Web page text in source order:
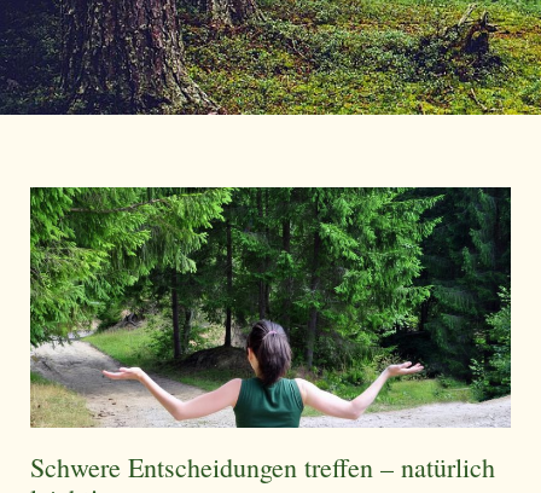
Schwere Entscheidungen treffen – natürlich